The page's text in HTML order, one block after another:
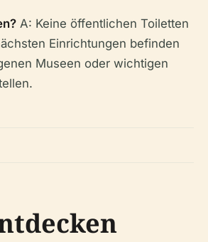
A: Keine öffentlichen Toiletten
Einrichtungen befinden
Museen oder wichtigen